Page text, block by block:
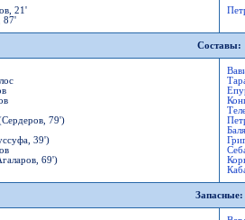
21'
87'
Составы:
79')
39')
69')
Запасные: